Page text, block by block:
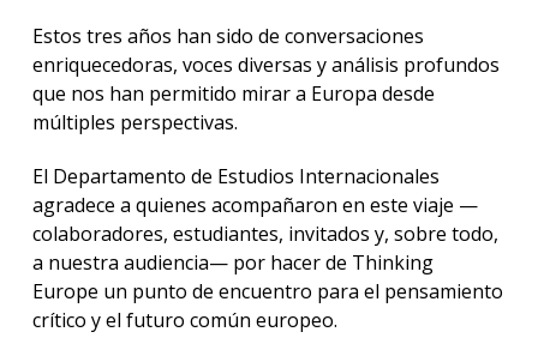
Estos tres años han sido de conversaciones
enriquecedoras, voces diversas y análisis profundos
que nos han permitido mirar a Europa desde
múltiples perspectivas.
El Departamento de Estudios Internacionales
agradece a quienes acompañaron en este viaje —
colaboradores, estudiantes, invitados y, sobre todo,
a nuestra audiencia— por hacer de Thinking
Europe un punto de encuentro para el pensamiento
crítico y el futuro común europeo.